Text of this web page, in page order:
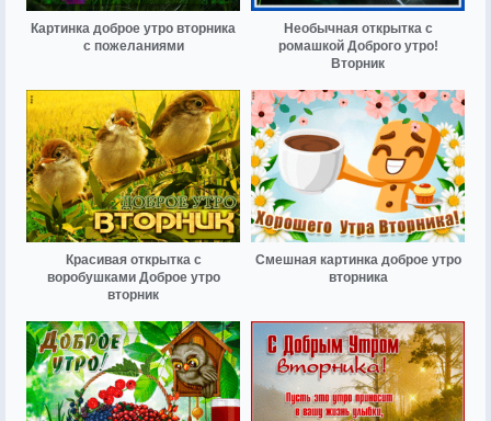
Картинка доброе утро вторника
с пожеланиями
Необычная открытка с
ромашкой Доброго утро!
Вторник
Красивая открытка с
воробушками Доброе утро
вторник
Смешная картинка доброе утро
вторника